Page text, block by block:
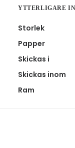
YTTERLIGARE
Storlek
Papper
Skickas i
Skickas inom
Ram